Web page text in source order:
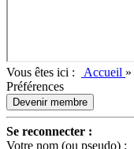
Vous êtes ici : Accueil »
Préférences
Devenir membre
Se reconnecter :
Votre nom (ou pseudo) :